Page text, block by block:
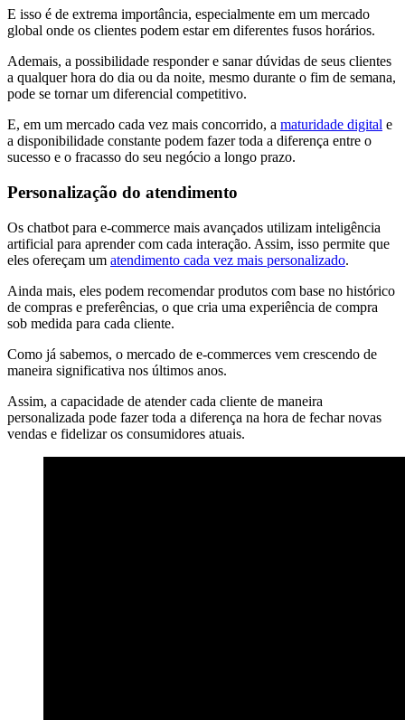
E isso é de extrema importância, especialmente em um mercado
global onde os clientes podem estar em diferentes fusos horários.
Ademais, a possibilidade responder e sanar dúvidas de seus clientes
a qualquer hora do dia ou da noite, mesmo durante o fim de semana,
pode se tornar um diferencial competitivo.
E, em um mercado cada vez mais concorrido, a maturidade digital e
a disponibilidade constante podem fazer toda a diferença entre o
sucesso e o fracasso do seu negócio a longo prazo.
Personalização do atendimento
Os chatbot para e-commerce mais avançados utilizam inteligência
artificial para aprender com cada interação. Assim, isso permite que
eles ofereçam um atendimento cada vez mais personalizado.
Ainda mais, eles podem recomendar produtos com base no histórico
de compras e preferências, o que cria uma experiência de compra
sob medida para cada cliente.
Como já sabemos, o mercado de e-commerces vem crescendo de
maneira significativa nos últimos anos.
Assim, a capacidade de atender cada cliente de maneira
personalizada pode fazer toda a diferença na hora de fechar novas
vendas e fidelizar os consumidores atuais.